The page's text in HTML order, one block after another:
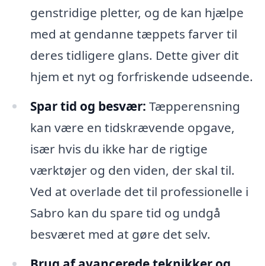
genstridige pletter, og de kan hjælpe
med at gendanne tæppets farver til
deres tidligere glans. Dette giver dit
hjem et nyt og forfriskende udseende.
Spar tid og besvær: Tæpperensning
kan være en tidskrævende opgave,
især hvis du ikke har de rigtige
værktøjer og den viden, der skal til.
Ved at overlade det til professionelle i
Sabro kan du spare tid og undgå
besværet med at gøre det selv.